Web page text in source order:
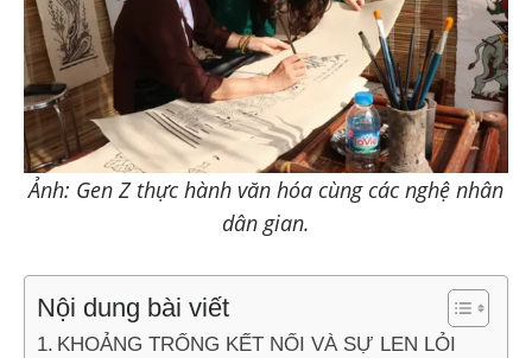
Ảnh: Gen Z thực hành văn hóa cùng các nghệ nhân
dân gian.
Nội dung bài viết
KHOẢNG TRỐNG KẾT NỐI VÀ SỰ LEN LỎI